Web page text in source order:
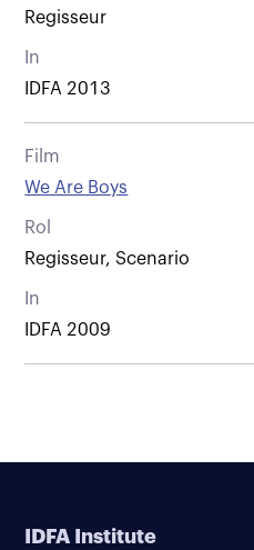
Regisseur
In
IDFA 2013
Film
We Are Boys
Rol
Regisseur, Scenario
In
IDFA 2009
IDFA Institute